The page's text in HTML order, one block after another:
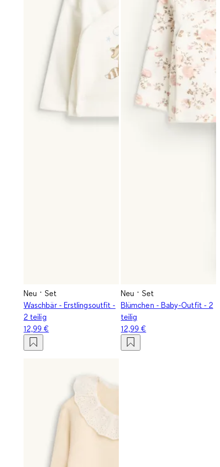
Neu
Set
Waschbär - Erstlingsoutfit -
2 teilig
12,99 €
Neu
Set
Blümchen - Baby-Outfit - 2
teilig
12,99 €